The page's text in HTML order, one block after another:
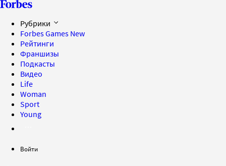
Рубрики
Forbes Games New
Рейтинги
Франшизы
Подкасты
Видео
Life
Woman
Sport
Young
Войти